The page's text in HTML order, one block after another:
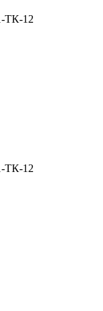
ТК-12
ТК-12